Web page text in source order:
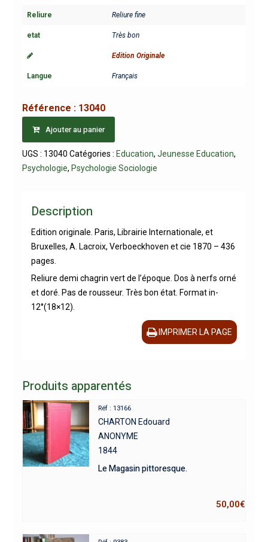
Reliure Reliure fine
etat Très bon
Edition Originale
Langue Français
Référence : 13040
Ajouter au panier
UGS : 13040 Catégories : Education, Jeunesse Education,
Psychologie, Psychologie Sociologie
Description
Edition originale. Paris, Librairie Internationale, et
Bruxelles, A. Lacroix, Verboeckhoven et cie 1870 – 436
pages.
Reliure demi chagrin vert de l’époque. Dos à nerfs orné
et doré. Pas de rousseur. Très bon état. Format in-
12°(18×12).
IMPRIMER LA PAGE
Produits apparentés
Réf : 13166
CHARTON Edouard
ANONYME
1844
Le Magasin pittoresque.
50,00€